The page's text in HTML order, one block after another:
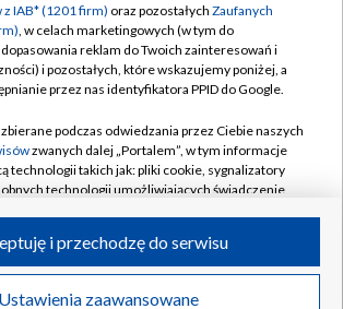
TVP
Cyfrowa
Polityka prywatności
Moje zgody
Pomoc
Kontakt
Kanały
Telewizja Polska S.A. w likwidacji
IAB* (1201 firm) oraz pozostałych Zaufanych
, w celach marketingowych (w tym do
reklam do Twoich zainteresowań i
i pozostałych, które wskazujemy poniżej, a
przez nas identyfikatora PPID do Google.
podczas odwiedzania przez Ciebie naszych
zwanych dalej „Portalem”, w tym informacje
technologii takich jak: pliki cookie, sygnalizatory
technologii umożliwiających świadczenie
podczas odwiedzania przez Ciebie
Ustawienia zaawansowane
i przechodzę do serwisu